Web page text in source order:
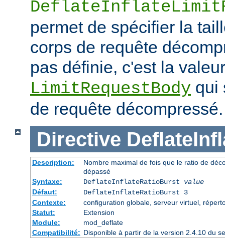
permet de spécifier la
corps de requête
pas définie, c'est la
LimitRequestBody qui
de requête décompressé.
Directive
Description:
Nombre maximal de fois que le ratio de
dépassé
Syntaxe:
DeflateInflateRatioBurst value
Défaut:
DeflateInflateRatioBurst 3
Contexte:
configuration globale, serveur virtuel,
Statut:
Extension
Module:
mod_deflate
Compatibilité: Disponible à partir de la version 2.4.10 du